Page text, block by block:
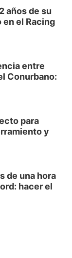
años de su
en el Racing
entre
Conurbano:
para
y
de una hora
hacer el